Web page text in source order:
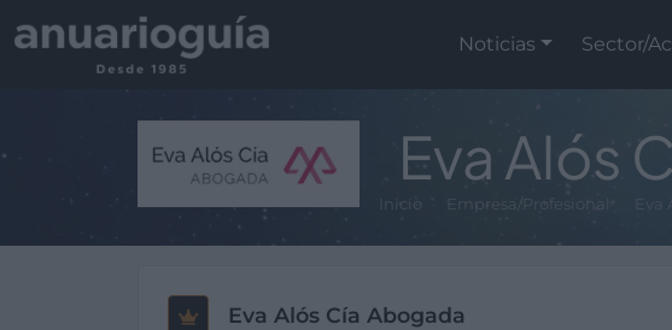
Noticias Sector/
Eva Alós
Inicio Empresa/Profesional
Eva Alós Cía Abogada